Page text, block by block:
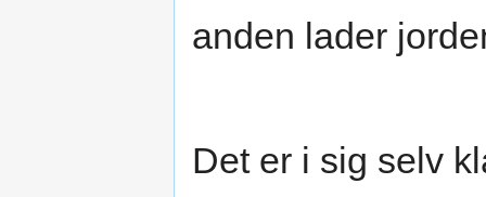
anden lader
Det er i sig selv